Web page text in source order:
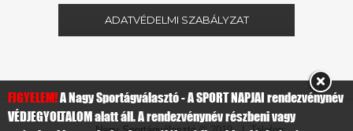
ADATVÉDELMI SZABÁLYZAT
FIGYELEM!A Nagy Sportágválasztó - A SPORT NAPJAI rendezvénynév
VÉDJEGYOLTALOM alatt áll. A rendezvénynév részbeni vagy